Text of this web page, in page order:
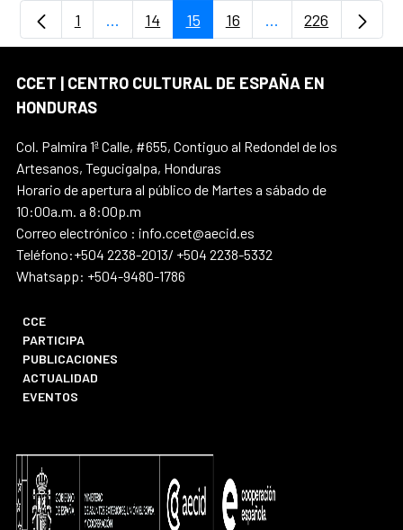
Página
1 ...Páginas intermedias Use TAB para
Página
14 Página
15 Página
16 ...PáginasPágina
226
CCET | CENTRO CULTURAL DE ESPAÑA EN
HONDURAS
Col. Palmira 1ª Calle, #655, Contiguo al Redondel de los
Artesanos, Tegucigalpa, Honduras
Horario de apertura al público de Martes a sábado de
10:00a.m. a 8:00p.m
Correo electrónico : info.ccet@aecid.es
Teléfono:+504 2238-2013/ +504 2238-5332
Whatsapp: +504-9480-1786
CCE
PARTICIPA
PUBLICACIONES
ACTUALIDAD
EVENTOS